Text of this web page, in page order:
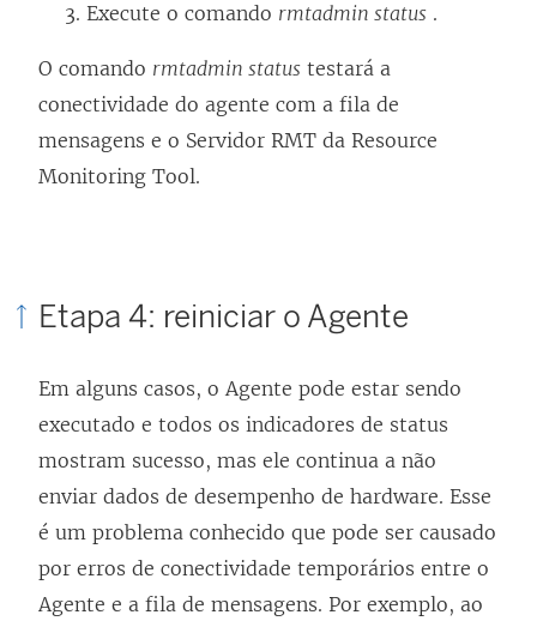
Execute o comando rmtadmin status .
O comando rmtadmin status testará a
conectividade do agente com a fila de
mensagens e o Servidor RMT da Resource
Monitoring Tool.
Etapa 4: reiniciar o Agente
Em alguns casos, o Agente pode estar sendo
executado e todos os indicadores de status
mostram sucesso, mas ele continua a não
enviar dados de desempenho de hardware. Esse
é um problema conhecido que pode ser causado
por erros de conectividade temporários entre o
Agente e a fila de mensagens. Por exemplo, ao